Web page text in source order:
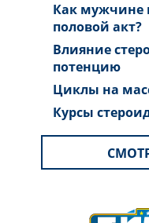
Как мужчине
половой акт?
Влияние
потенцию
Циклы на
Курсы